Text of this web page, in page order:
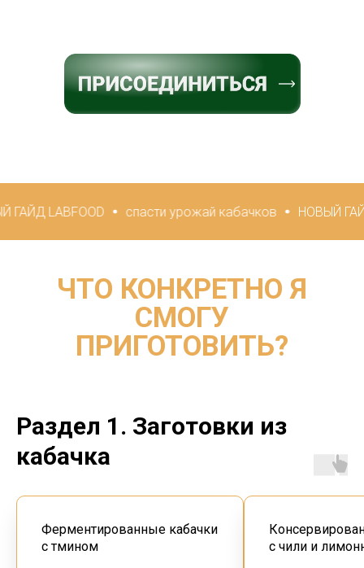
спасти урожай кабачков НОВЫЙ ГАЙД LABFOOD
ЧТО КОНКРЕТНО Я
СМОГУ
ПРИГОТОВИТЬ?
Раздел 1. Заготовки из
кабачка
Ферментированные кабачки
с тмином
с чили и